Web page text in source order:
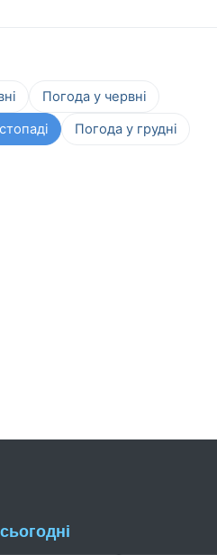
Погода у червні
Погода у грудні